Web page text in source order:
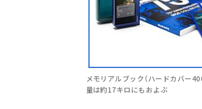
メモリアルブック（ハードカバー
量は約17キロにもおよぶ